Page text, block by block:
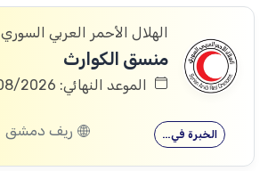
الهلال الأحمر العربي السوري
منسق الكوارث
الموعد النهائي: 10/08/2026
الخبرة في… ريف دمشق